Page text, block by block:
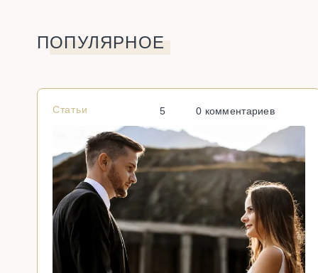
ПОПУЛЯРНОЕ
Статьи 5 0 комментариев